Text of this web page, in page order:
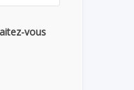
vous